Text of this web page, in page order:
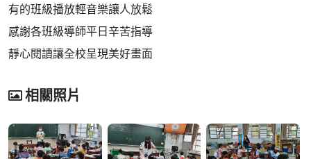
有的班級播放輕音樂讓人放鬆
感謝各班級導師平日辛苦指導
靜心閱讀讓全校呈現美好畫面
相關照片